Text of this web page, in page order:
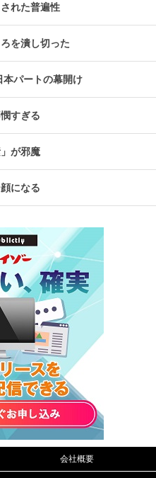
れた普遍性
を潰し切った
本パートの幕開け
すぎる
が邪魔
になる
会社概要